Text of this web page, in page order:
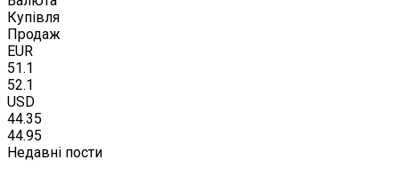
Купівля
Продаж
EUR
51.1
52.1
USD
44.35
44.95
Недавні пости